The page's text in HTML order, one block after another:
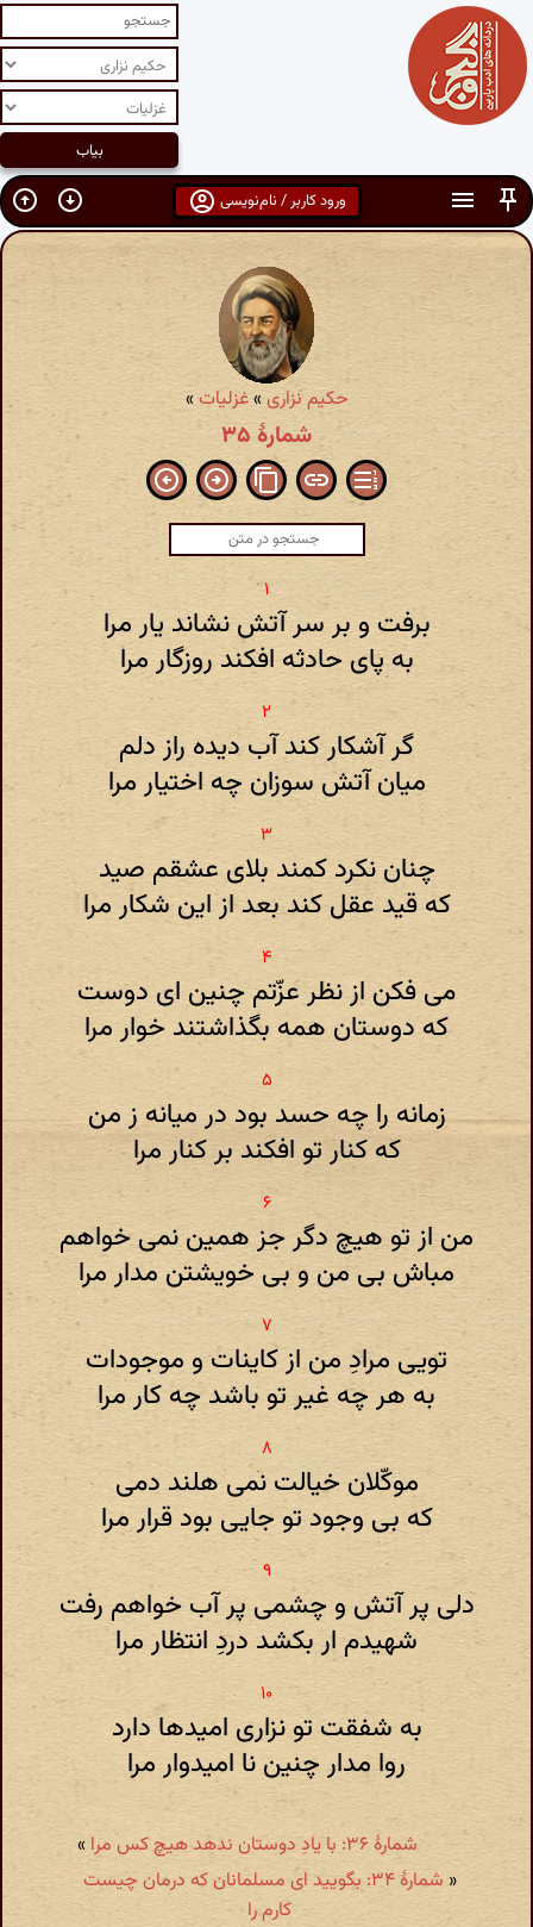
ورود کاربر / نام‌نویسی
حکیم نزاری»غزلیات»
شمارهٔ ۳۵
برفت و بر سر آتش نشاند یار مرا
به پای حادثه افکند روزگار مرا
گر آشکار کند آب دیده راز دلم
میان آتش سوزان چه اختیار مرا
چنان نکرد کمند بلای عشقم صید
که قید عقل کند بعد از این شکار مرا
می فکن از نظر عزّتم چنین ای دوست
که دوستان همه بگذاشتند خوار مرا
زمانه را چه حسد بود در میانه ز من
که کنار تو افکند بر کنار مرا
من از تو هیچ دگر جز همین نمی خواهم
مباش بی من و بی خویشتن مدار مرا
تویی مرادِ من از کاینات و موجودات
به هر چه غیر تو باشد چه کار مرا
موکّلان خیالت نمی هلند دمی
که بی وجود تو جایی بود قرار مرا
دلی پر آتش و چشمی پر آب خواهم رفت
شهیدم ار بکشد دردِ انتظار مرا
به شفقت تو نزاری امیدها دارد
روا مدار چنین نا امیدوار مرا
شمارهٔ ۳۶: با یادِ دوستان ندهد هیچ کس مرا
»
«
شمارهٔ ۳۴: بگویید ای مسلمانان که درمان چیست
کارم را